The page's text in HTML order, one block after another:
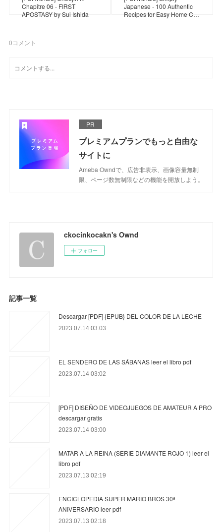
Chapitre 06 - FIRST
APOSTASY by Sui Ishida
Japanese - 100 Authentic
Recipes for Easy Home C…
0コメント
PR
プレミアムプランでもっと自由な
サイトに
Ameba Owndで、広告非表示、画像容量無制
限、ページ数無制限などの機能を開放しよう。
ckocinkocakn's Ownd
フォロー
記事一覧
Descargar [PDF] {EPUB} DEL COLOR DE LA LECHE
2023.07.14 03:03
EL SENDERO DE LAS SÁBANAS leer el libro pdf
2023.07.14 03:02
[PDF] DISEÑO DE VIDEOJUEGOS DE AMATEUR A PRO
descargar gratis
2023.07.14 03:00
MATAR A LA REINA (SERIE DIAMANTE ROJO 1) leer el
libro pdf
2023.07.13 02:19
ENCICLOPEDIA SUPER MARIO BROS 30ª
ANIVERSARIO leer pdf
2023.07.13 02:18